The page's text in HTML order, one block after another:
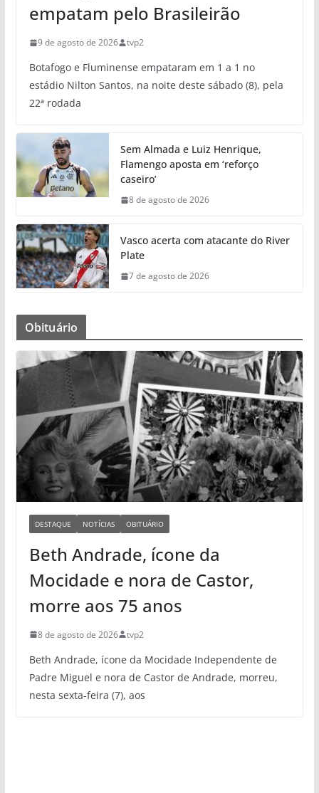
empatam pelo Brasileirão
9 de agosto de 2026 tvp2
Botafogo e Fluminense empataram em 1 a 1 no
estádio Nilton Santos, na noite deste sábado (8), pela
22ª rodada
Sem Almada e Luiz Henrique,
Flamengo aposta em ‘reforço
caseiro’
8 de agosto de 2026
Vasco acerta com atacante do River
Plate
7 de agosto de 2026
Obituário
DESTAQUE NOTÍCIAS OBITUÁRIO
Beth Andrade, ícone da
Mocidade e nora de Castor,
morre aos 75 anos
8 de agosto de 2026 tvp2
Beth Andrade, ícone da Mocidade Independente de
Padre Miguel e nora de Castor de Andrade, morreu,
nesta sexta-feira (7), aos